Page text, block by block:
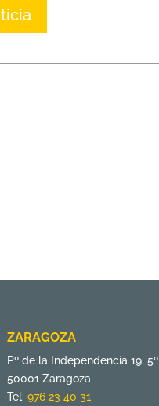
ZARAGOZA
Pº de la Independencia 19, 5º
50001 Zaragoza
Tel: 976 23 40 31